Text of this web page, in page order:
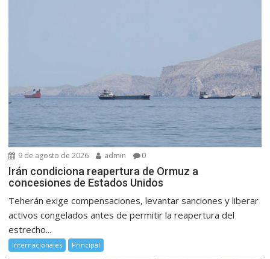
9 de agosto de 2026 admin 0
Irán condiciona reapertura de Ormuz a
concesiones de Estados Unidos
Teherán exige compensaciones, levantar sanciones y liberar
activos congelados antes de permitir la reapertura del
estrecho...
Internacionales Principal